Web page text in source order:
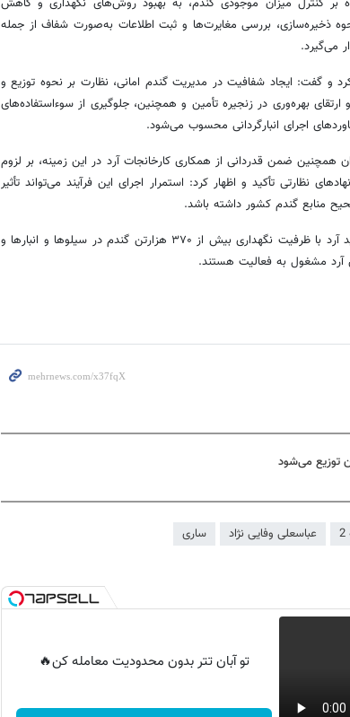
ذخیره‌سازی، بررسی مغایرت‌ها و ثبت اطلاعات به‌صورت شفاف از جمله
می‌گیرد.
و گفت: ایجاد شفافیت در مدیریت گندم امانی، نظارت بر نحوه توزیع و
بهره‌وری در زنجیره تأمین و همچنین، جلوگیری از سوءاستفاده‌های
اجرای انبارگردانی محسوب می‌شود.
همچنین ضمن قدردانی از همکاری کارخانجات آرد در این زمینه، بر لزوم
نظارتی تأکید و اظهار کرد: استمرار اجرای این فرآیند می‌تواند تأثیر
منابع گندم کشور داشته باشد.
هزارتن گندم در سیلوها و انبارها و
آرد مشغول به فعالیت هستند.
عباسعلی وفایی نژاد ساری
تو آبان تتر بدون محدودیت معامله کن🔥